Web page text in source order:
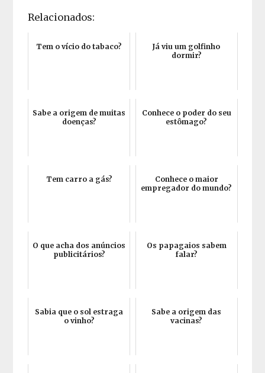
Relacionados:
Tem o vício do tabaco?
Já viu um golfinho
dormir?
Sabe a origem de muitas
doenças?
Conhece o poder do seu
estômago?
Tem carro a gás?
Conhece o maior
empregador do mundo?
O que acha dos anúncios
publicitários?
Os papagaios sabem
falar?
Sabia que o sol estraga
o vinho?
Sabe a origem das
vacinas?